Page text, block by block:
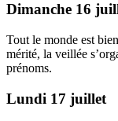
Dimanche 16
Tout le monde est
mérité, la veillée
prénoms.
Lundi 17 juillet